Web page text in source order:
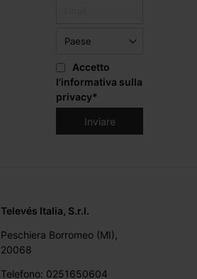
Accetto
l'informativa sulla
privacy*
Televés Italia, S.r.l.
Peschiera Borromeo (MI),
20068
Telefono: 0251650604